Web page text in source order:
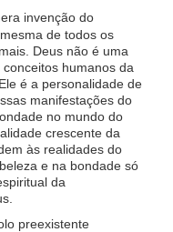
invenção do
de todos os
Deus não é uma
humanos da
é a personalidade de
manifestações do
no mundo do
crescente da
às realidades do
e na bondade só
da
preexistente